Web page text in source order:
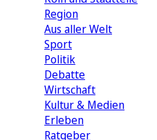
Region
Aus aller Welt
Sport
Politik
Debatte
Wirtschaft
Kultur & Medien
Erleben
Ratgeber